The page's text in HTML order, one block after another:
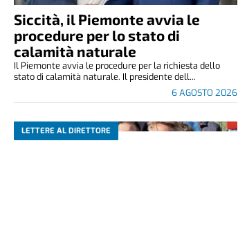
Siccità, il Piemonte avvia le
procedure per lo stato di
calamità naturale
6 AGOSTO 2026
Il Piemonte avvia le procedure per la richiesta dello
stato di calamità naturale. Il presidente dell...
LETTERE AL DIRETTORE